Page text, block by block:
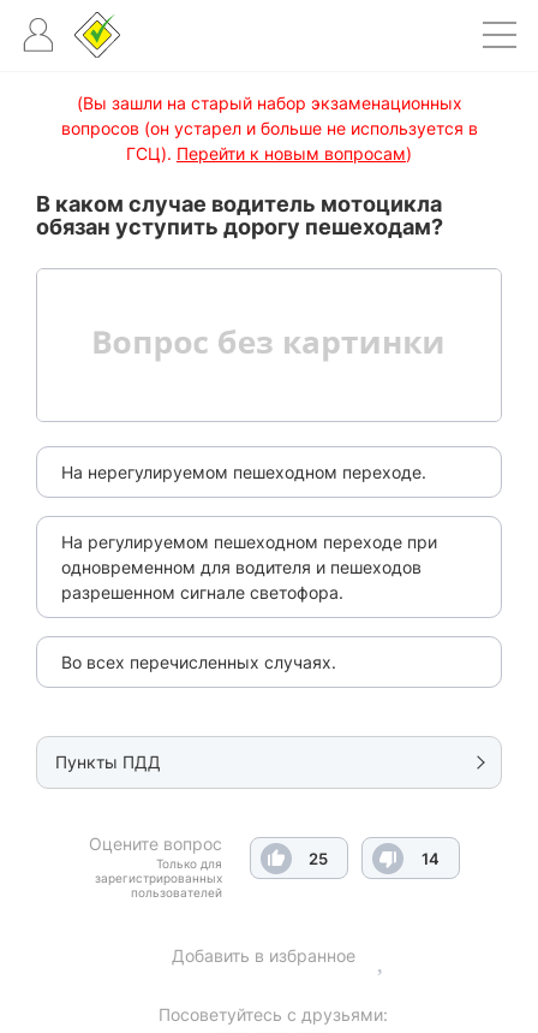
(Вы зашли на старый набор экзаменационных
вопросов (он устарел и больше не используется в
ГСЦ). Перейти к новым вопросам)
В каком случае водитель мотоцикла
обязан уступить дорогу пешеходам?
На нерегулируемом пешеходном переходе.
На регулируемом пешеходном переходе при
одновременном для водителя и пешеходов
разрешенном сигнале светофора.
Во всех перечисленных случаях.
Пункты ПДД
Оцените вопрос
Только для
зарегистрированных
пользователей
25 14
Добавить в избранное
Посоветуйтесь с друзьями: